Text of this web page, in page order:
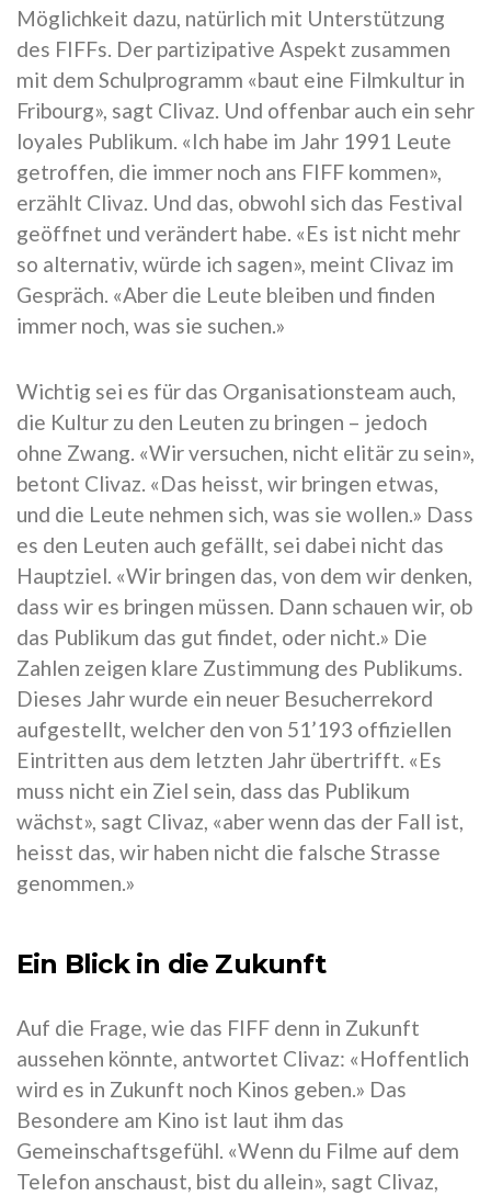
Möglichkeit dazu, natürlich mit Unterstützung
des FIFFs. Der partizipative Aspekt zusammen
mit dem Schulprogramm «baut eine Filmkultur in
Fribourg», sagt Clivaz. Und offenbar auch ein sehr
loyales Publikum. «Ich habe im Jahr 1991 Leute
getroffen, die immer noch ans FIFF kommen»,
erzählt Clivaz. Und das, obwohl sich das Festival
geöffnet und verändert habe. «Es ist nicht mehr
so alternativ, würde ich sagen», meint Clivaz im
Gespräch. «Aber die Leute bleiben und finden
immer noch, was sie suchen.»
Wichtig sei es für das Organisationsteam auch,
die Kultur zu den Leuten zu bringen – jedoch
ohne Zwang. «Wir versuchen, nicht elitär zu sein»,
betont Clivaz. «Das heisst, wir bringen etwas,
und die Leute nehmen sich, was sie wollen.» Dass
es den Leuten auch gefällt, sei dabei nicht das
Hauptziel. «Wir bringen das, von dem wir denken,
dass wir es bringen müssen. Dann schauen wir, ob
das Publikum das gut findet, oder nicht.» Die
Zahlen zeigen klare Zustimmung des Publikums.
Dieses Jahr wurde ein neuer Besucherrekord
aufgestellt, welcher den von 51’193 offiziellen
Eintritten aus dem letzten Jahr übertrifft. «Es
muss nicht ein Ziel sein, dass das Publikum
wächst», sagt Clivaz, «aber wenn das der Fall ist,
heisst das, wir haben nicht die falsche Strasse
genommen.»
Ein Blick in die Zukunft
Auf die Frage, wie das FIFF denn in Zukunft
aussehen könnte, antwortet Clivaz: «Hoffentlich
wird es in Zukunft noch Kinos geben.» Das
Besondere am Kino ist laut ihm das
Gemeinschaftsgefühl. «Wenn du Filme auf dem
Telefon anschaust, bist du allein», sagt Clivaz,